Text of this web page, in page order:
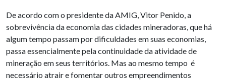
De acordo com o presidente da AMIG, Vitor Penido, a
sobrevivência da economia das cidades mineradoras, que há
algum tempo passam por dificuldades em suas economias,
passa essencialmente pela continuidade da atividade de
mineração em seus territórios. Mas ao mesmo tempo é
necessário atrair e fomentar outros empreendimentos